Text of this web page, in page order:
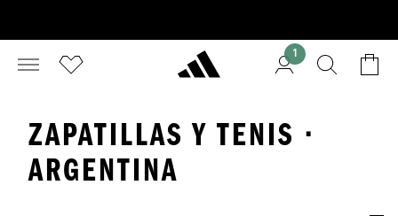
1
ZAPATILLAS Y TENIS ·
ARGENTINA